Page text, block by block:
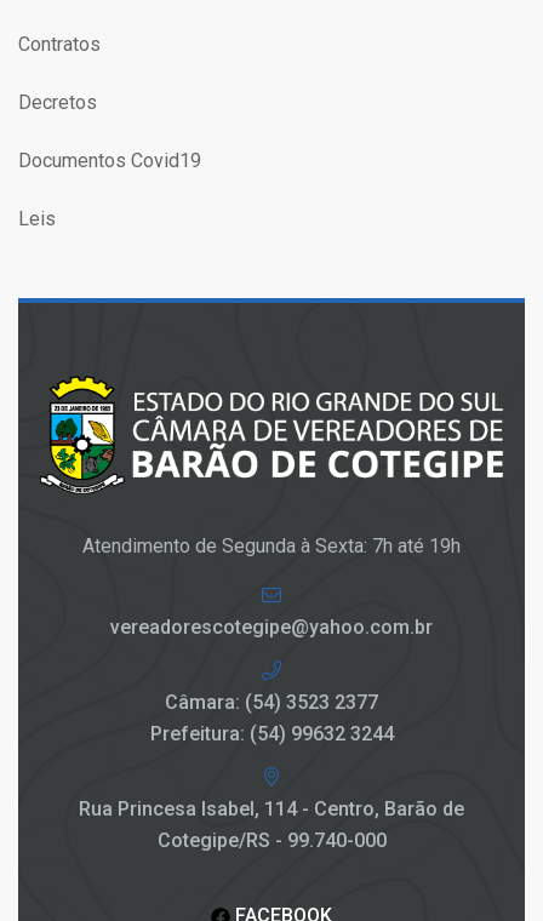
Contratos
Decretos
Documentos Covid19
Leis
Atendimento de Segunda à Sexta: 7h até 19h
vereadorescotegipe@yahoo.com.br
Câmara: (54) 3523 2377
Prefeitura: (54) 99632 3244
Rua Princesa Isabel, 114 - Centro, Barão de
Cotegipe/RS - 99.740-000
FACEBOOK